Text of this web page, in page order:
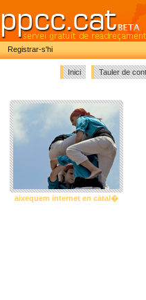
Registrar-s'hi
Inici Tauler de
aixequem internet en catal�